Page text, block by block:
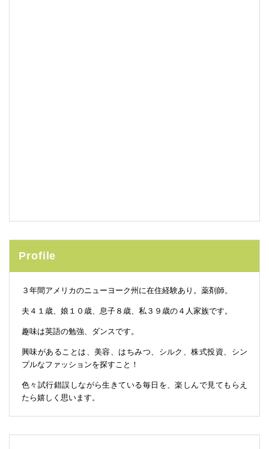
Profile
３年間アメリカのニューヨーク州に在住経験あり。薬剤師。
夫４１歳、娘１０歳、息子８歳、私３９歳の４人家族です。
趣味は英語の勉強、ダンスです。
興味があることは、美容、はちみつ、シルク、株式投資、シン
プルなファッションを探すこと！
色々試行錯誤しながら生きている毎日を、楽しんで見てもらえ
たら嬉しく思います。